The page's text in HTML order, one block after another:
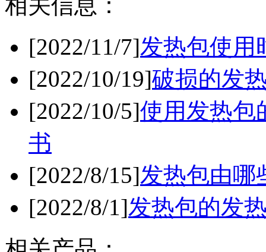
[2022/11/7]发热包使用
[2022/10/19]破损的发
[2022/10/5]使用发热包
书
[2022/8/15]发热包由哪
[2022/8/1]发热包的发